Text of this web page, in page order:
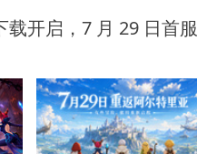
载开启，7 月 29 日首服